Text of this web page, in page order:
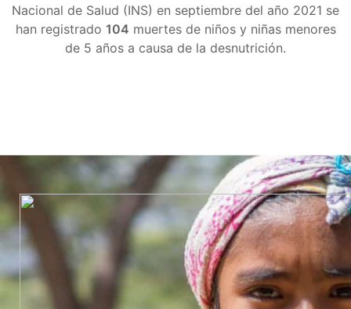
Nacional de Salud (INS) en septiembre del año 2021 se
han registrado 104 muertes de niños y niñas menores
de 5 años a causa de la desnutrición.